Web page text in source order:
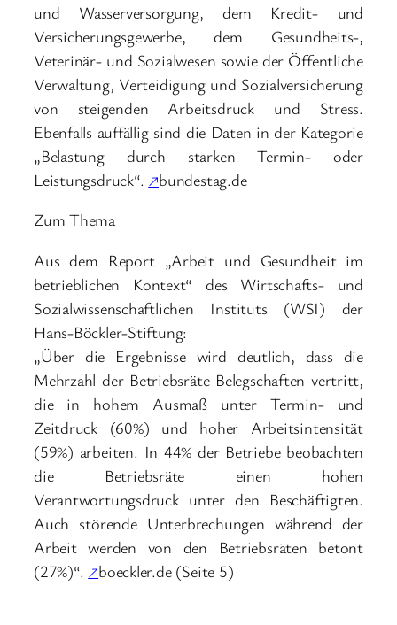
und Wasserversorgung, dem Kredit- und
Versicherungsgewerbe, dem Gesundheits-,
Veterinär- und Sozialwesen sowie der Öffentliche
Verwaltung, Verteidigung und Sozialversicherung
von steigenden Arbeitsdruck und Stress.
Ebenfalls auffällig sind die Daten in der Kategorie
„Belastung durch starken Termin- oder
Leistungsdruck“. ↗bundestag.de
Zum Thema
Aus dem Report „Arbeit und Gesundheit im
betrieblichen Kontext“ des Wirtschafts- und
Sozialwissenschaftlichen Instituts (WSI) der
Hans-Böckler-Stiftung:
„Über die Ergebnisse wird deutlich, dass die
Mehrzahl der Betriebsräte Belegschaften vertritt,
die in hohem Ausmaß unter Termin- und
Zeitdruck (60%) und hoher Arbeitsintensität
(59%) arbeiten. In 44% der Betriebe beobachten
die Betriebsräte einen hohen
Verantwortungsdruck unter den Beschäftigten.
Auch störende Unterbrechungen während der
Arbeit werden von den Betriebsräten betont
(27%)“. ↗boeckler.de (Seite 5)